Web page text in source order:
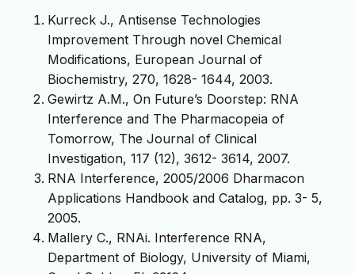
Kurreck J., Antisense Technologies
Improvement Through novel Chemical
Modifications, European Journal of
Biochemistry, 270, 1628- 1644, 2003.
Gewirtz A.M., On Future’s Doorstep: RNA
Interference and The Pharmacopeia of
Tomorrow, The Journal of Clinical
Investigation, 117 (12), 3612- 3614, 2007.
RNA Interference, 2005/2006 Dharmacon
Applications Handbook and Catalog, pp. 3- 5,
2005.
Mallery C., RNAi. Interference RNA,
Department of Biology, University of Miami,